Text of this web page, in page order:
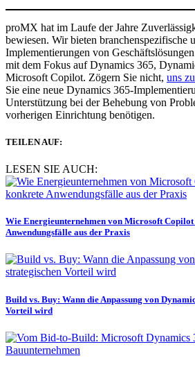
proMX hat im Laufe der Jahre
bewiesen. Wir bieten branchenspezifische
Implementierungen von
mit dem Fokus auf Dynamics 365,
Microsoft Copilot. Zögern Sie nicht, uns
Sie eine neue Dynamics 365-
Unterstützung bei der Behebung von
vorherigen Einrichtung benötigen.
TEILEN AUF:
LESEN SIE AUCH:
Wie Energieunternehmen von Microsoft
Anwendungsfälle aus der Praxis
Build vs. Buy: Wann die Anpassung von
Vorteil wird